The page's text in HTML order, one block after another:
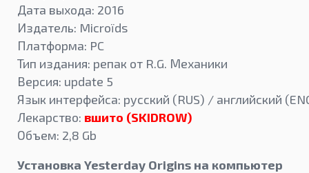
Дата выхода: 2016
Издатель: Microïds
Платформа: PC
Тип издания: репак от R.G. Механики
Версия: update 5
Язык интерфейса: русский (RUS) / английский
Лекарство: вшито (SKIDROW)
Объем: 2,8 Gb
Установка Yesterday Origins на компьютер